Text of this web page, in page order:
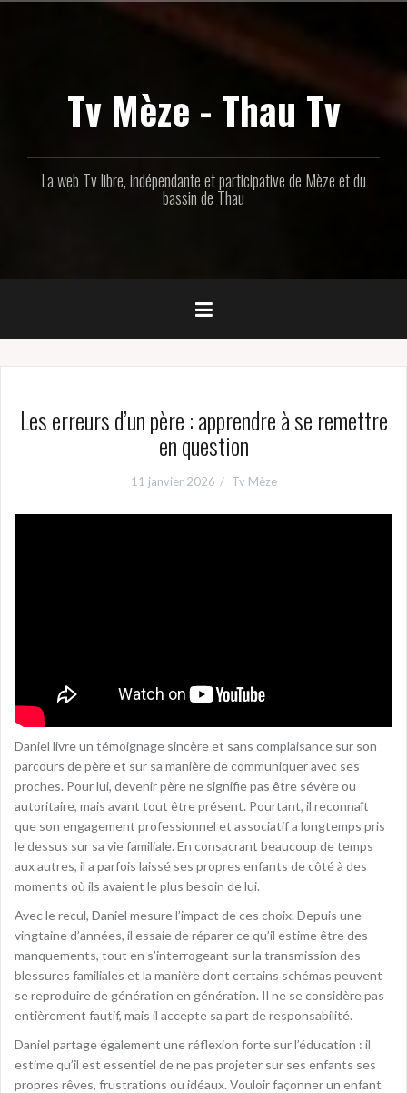
Tv Mèze - Thau Tv
La web Tv libre, indépendante et participative de Mèze et du
bassin de Thau
Les erreurs d’un père : apprendre à se remettre
en question
11 janvier 2026 Tv Mèze
Daniel livre un témoignage sincère et sans complaisance sur son
parcours de père et sur sa manière de communiquer avec ses
proches. Pour lui, devenir père ne signifie pas être sévère ou
autoritaire, mais avant tout être présent. Pourtant, il reconnaît
que son engagement professionnel et associatif a longtemps pris
le dessus sur sa vie familiale. En consacrant beaucoup de temps
aux autres, il a parfois laissé ses propres enfants de côté à des
moments où ils avaient le plus besoin de lui.
Avec le recul, Daniel mesure l’impact de ces choix. Depuis une
vingtaine d’années, il essaie de réparer ce qu’il estime être des
manquements, tout en s’interrogeant sur la transmission des
blessures familiales et la manière dont certains schémas peuvent
se reproduire de génération en génération. Il ne se considère pas
entièrement fautif, mais il accepte sa part de responsabilité.
Daniel partage également une réflexion forte sur l’éducation : il
estime qu’il est essentiel de ne pas projeter sur ses enfants ses
propres rêves, frustrations ou idéaux. Vouloir façonner un enfant